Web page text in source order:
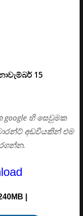
15
google හි සෙවුමක
අඩවියකින් එම
|